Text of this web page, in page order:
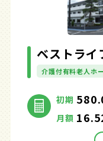
ベストライ
介護付有料老人ホ
初期
月額